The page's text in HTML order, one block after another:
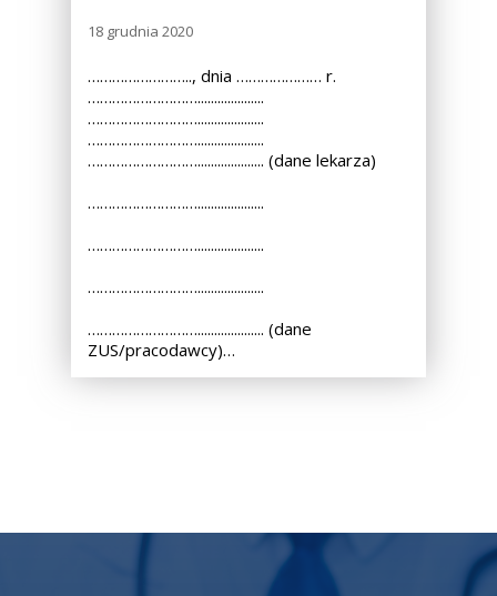
18 grudnia 2020
…………………….., dnia ………………… r.
………………………....................
………………………....................
………………………....................
……………………….................... (dane lekarza)
………………………....................
………………………....................
………………………....................
……………………….................... (dane
ZUS/pracodawcy)…